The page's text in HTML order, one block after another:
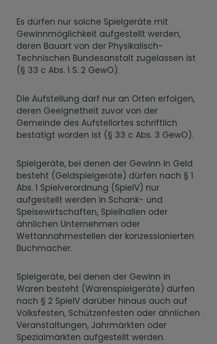
Es dürfen nur solche Spielgeräte mit
Gewinnmöglichkeit aufgestellt werden,
deren Bauart von der Physikalisch-
Technischen Bundesanstalt zugelassen ist
(§ 33 c Abs. 1 S. 2 GewO).
Die Aufstellung darf nur an Orten erfolgen,
deren Geeignetheit zuvor von der
Gemeinde des Aufstellortes schriftlich
bestätigt worden ist (§ 33 c Abs. 3 GewO).
Spielgeräte, bei denen der Gewinn in Geld
besteht (Geldspielgeräte) dürfen nach § 1
Abs. 1 Spielverordnung (SpielV) nur
aufgestellt werden in Schank- und
Speisewirtschaften, Spielhallen oder
ähnlichen Unternehmen oder
Wettannahmestellen der konzessionierten
Buchmacher.
Spielgeräte, bei denen der Gewinn in
Waren besteht (Warenspielgeräte) dürfen
nach § 2 SpielV darüber hinaus auch auf
Volksfesten, Schützenfesten oder ähnlichen
Veranstaltungen, Jahrmärkten oder
Spezialmärkten aufgestellt werden.